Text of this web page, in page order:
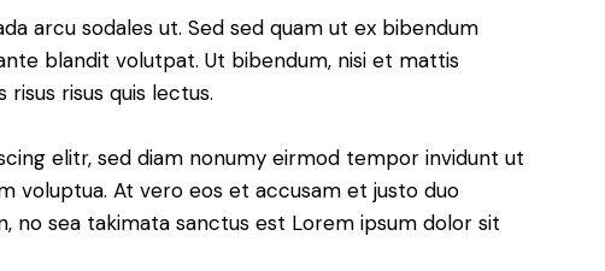
arcu sodales ut. Sed sed quam ut ex bibendum
blandit volutpat. Ut bibendum, nisi et mattis
risus quis lectus.
elitr, sed diam nonumy eirmod tempor invidunt ut
voluptua. At vero eos et accusam et justo duo
no sea takimata sanctus est Lorem ipsum dolor sit